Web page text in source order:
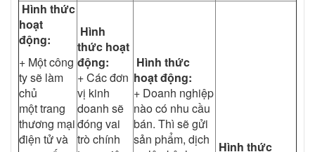
Hình thức
hoạt
động:
+ Một công
ty sẽ làm
chủ
một trang
thương mại
điện tử và
Hình
thức hoạt
động:
+ Các đơn
vị kinh
doanh sẽ
đóng vai
trò chính
Hình thức
hoạt động:
+ Doanh nghiệp
nào có nhu cầu
bán. Thì sẽ gửi
sản phẩm, dịch
Hình thức